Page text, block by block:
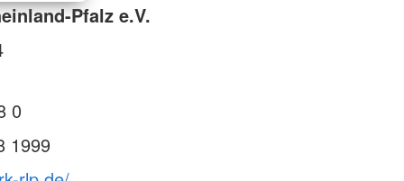
Pfalz e.V.
0
1999